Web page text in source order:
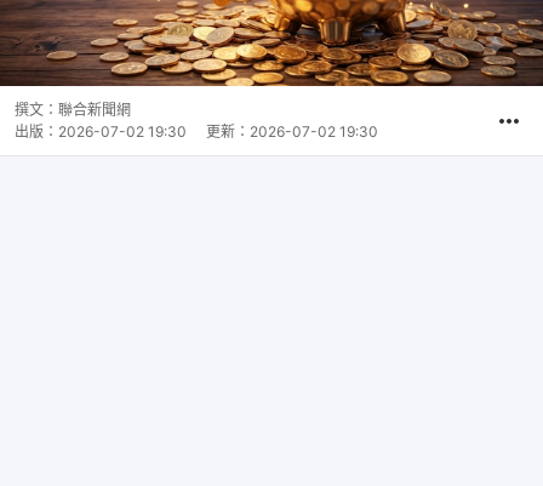
撰文： 聯合新聞網
出版： 2026-07-02 19:30 更新： 2026-07-02 19:30